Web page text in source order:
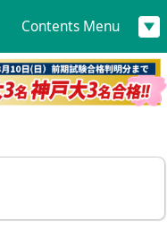
Contents Menu